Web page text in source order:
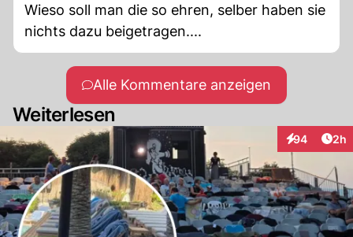
Wieso soll man die so ehren, selber haben sie
nichts dazu beigetragen....
Alle Kommentare anzeigen
Weiterlesen
94
Interaktionen
2h